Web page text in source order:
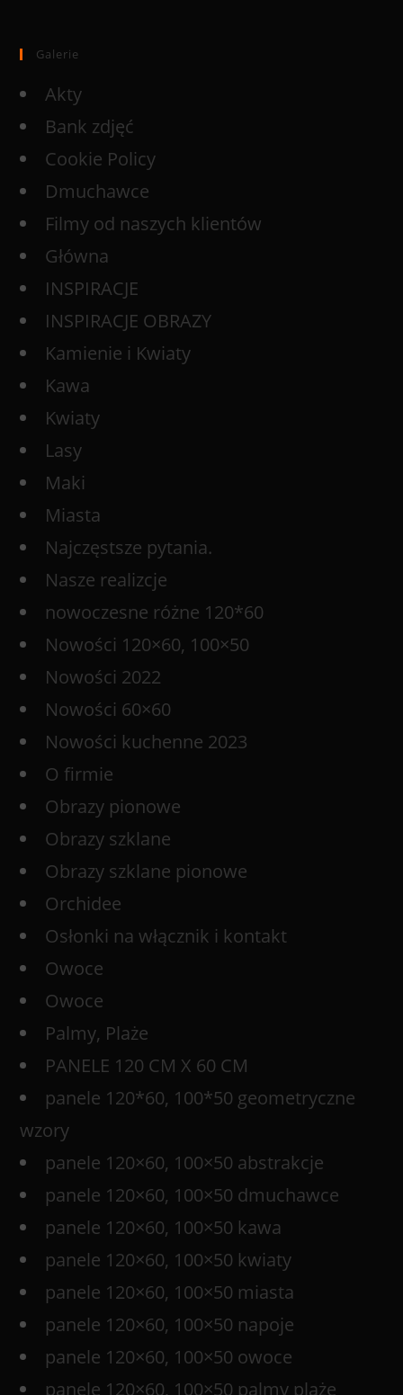
Galerie
Akty
Bank zdjęć
Cookie Policy
Dmuchawce
Filmy od naszych klientów
Główna
INSPIRACJE
INSPIRACJE OBRAZY
Kamienie i Kwiaty
Kawa
Kwiaty
Lasy
Maki
Miasta
Najczęstsze pytania.
Nasze realizcje
nowoczesne różne 120*60
Nowości 120×60, 100×50
Nowości 2022
Nowości 60×60
Nowości kuchenne 2023
O firmie
Obrazy pionowe
Obrazy szklane
Obrazy szklane pionowe
Orchidee
Osłonki na włącznik i kontakt
Owoce
Owoce
Palmy, Plaże
PANELE 120 CM X 60 CM
panele 120*60, 100*50 geometryczne
wzory
panele 120×60, 100×50 abstrakcje
panele 120×60, 100×50 dmuchawce
panele 120×60, 100×50 kawa
panele 120×60, 100×50 kwiaty
panele 120×60, 100×50 miasta
panele 120×60, 100×50 napoje
panele 120×60, 100×50 owoce
panele 120×60, 100×50 palmy plaże